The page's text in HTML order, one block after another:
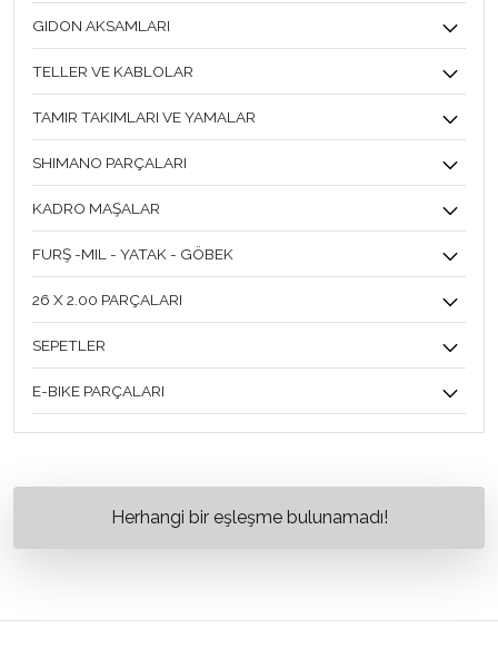
GIDON AKSAMLARI
TELLER VE KABLOLAR
TAMIR TAKIMLARI VE YAMALAR
SHIMANO PARÇALARI
KADRO MAŞALAR
FURŞ -MIL - YATAK - GÖBEK
26 X 2.00 PARÇALARI
SEPETLER
E-BIKE PARÇALARI
Herhangi bir eşleşme bulunamadı!